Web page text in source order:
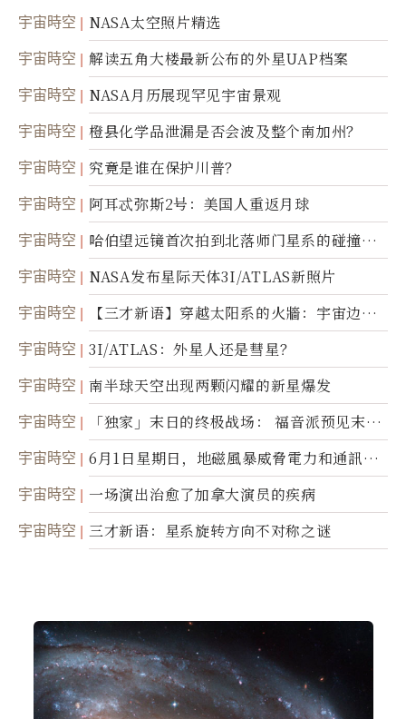
宇宙時空 NASA太空照片精选
宇宙時空 解读五角大楼最新公布的外星UAP档案
宇宙時空 NASA月历展现罕见宇宙景观
宇宙時空 橙县化学品泄漏是否会波及整个南加州？
宇宙時空 究竟是谁在保护川普？
宇宙時空 阿耳忒弥斯2号：美国人重返月球
宇宙時空
哈伯望远镜首次拍到北落师门星系的碰撞与
爆炸
宇宙時空 NASA发布星际天体3I/ATLAS新照片
宇宙時空
【三才新语】穿越太阳系的火牆：宇宙边界
新启示
宇宙時空 3I/ATLAS：外星人还是彗星？
宇宙時空 南半球天空出现两颗闪耀的新星爆发
宇宙時空
「独家」末日的终极战场： 福音派预见末
世；希腊僧侣预言以色列的进攻
宇宙時空
6月1日星期日，地磁風暴威脅電力和通訊基
礎設施
宇宙時空 一场演出治愈了加拿大演员的疾病
宇宙時空 三才新语：星系旋转方向不对称之谜